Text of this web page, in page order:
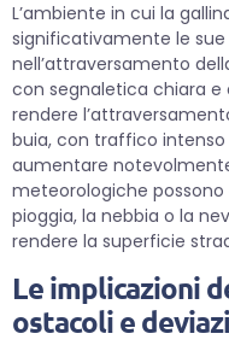
L’ambiente in cui la
significativamente le sue
nell’attraversamento
con segnaletica chiara e
rendere
buia, con traffico intenso
aumentare
meteorologiche
pioggia, la nebbia o la
rendere la superficie
Le implicazioni
ostacoli e